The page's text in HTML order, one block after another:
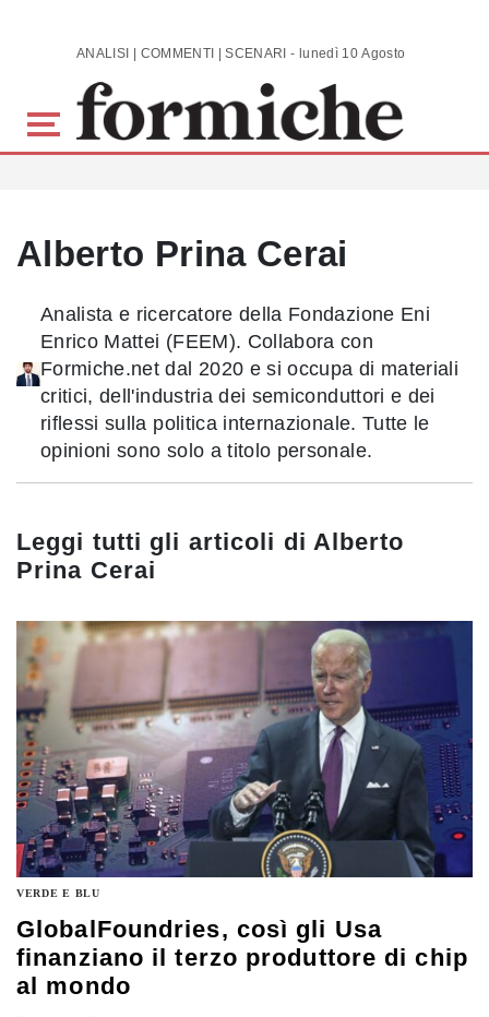
Skip to main content ANALISI | COMMENTI | SCENARI - lunedì 10 Agosto 2026
Alberto Prina Cerai
Analista e ricercatore della Fondazione Eni
Enrico Mattei (FEEM). Collabora con
Formiche.net dal 2020 e si occupa di materiali
critici, dell'industria dei semiconduttori e dei
riflessi sulla politica internazionale. Tutte le
opinioni sono solo a titolo personale.
Leggi tutti gli articoli di Alberto
Prina Cerai
VERDE E BLU
GlobalFoundries, così gli Usa
finanziano il terzo produttore di chip
al mondo